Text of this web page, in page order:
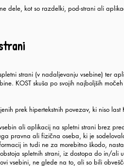
dele, kot so razdelki, pod-strani ali
strani (v nadaljevanju vsebine) ter
KOST skuša po svojih najboljših
prek hipertekstnih povezav, ki niso last
ali aplikacij na spletni strani brez
pravna ali fizična oseba, ki je
in tudi ne za morebitno škodo,
spletnih strani, iz dostopa do in/ali
vsebini, ne glede na to, ali so bili